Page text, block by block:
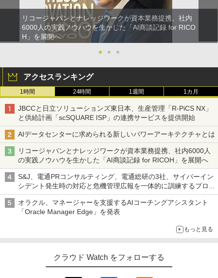
リコージャパンとナレッジワークが資本業務提携、社内
6000人の実践ノウハウを生かした「AI商談記録 for RICO
H」を展開へ
●
● ●
アクセスランキング
1時間 24時間 1週間 1カ月
JBCCと日立ソリューションズ東日本、生産管理「R-PiCS NX」
と供給計画「scSQUARE ISP」の連携サービスを提供開始
AIデータセンターに求められる新しいパワーアーキテクチャとは
リコージャパンとナレッジワークが資本業務提携、社内6000人
の実践ノウハウを生かした「AI商談記録 for RICOH」を展開へ
S&J、電通PRコンサルティング、電通総研の3社、サイバーイン
シデント発生時の対応と危機管理広報を一体的に訓練するプログ
ラムを提供
オラクル、マネージャーを支援するAIコーチングアシスタント
「Oracle Manager Edge」を発表
もっと見る
クラウド Watch をフォローする